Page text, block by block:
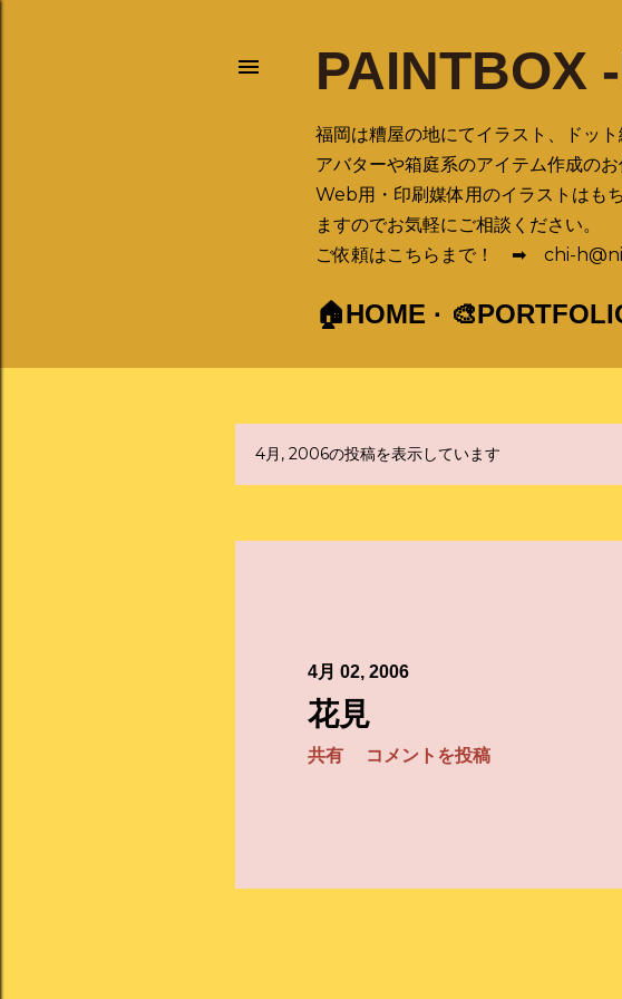
PAINTBOX
福岡は糟屋の地にてイラスト、ドッ
アバターや箱庭系のアイテム作成の
Web用・印刷媒体用のイラストはも
ますのでお気軽にご相談ください。
ご依頼はこちらまで！ ➡ chi-
🏠HOME
投4月, 2006の投稿を表示しています
4月 02, 2006
花見
共有 コメントを投稿